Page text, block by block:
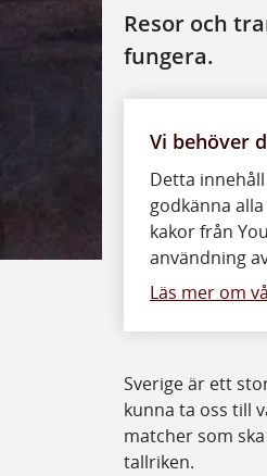
Resor och
fungera.
Vi behöver
Detta
godkänna
kakor från
användning
Läs mer om
Sverige är ett
kunna ta oss till
matcher som
tallriken.